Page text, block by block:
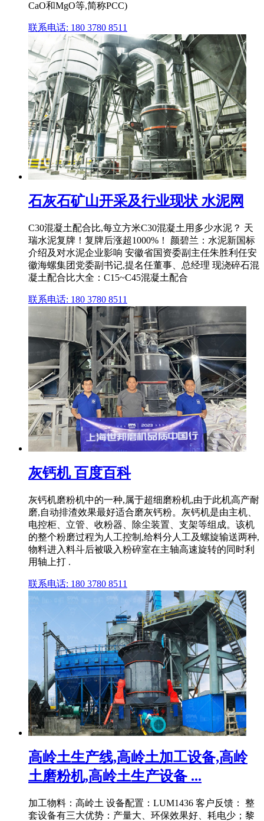
CaO和MgO等,简称PCC)
联系电话: 180 3780 8511
石灰石矿山开采及行业现状 水泥网
C30混凝土配合比,每立方米C30混凝土用多少水泥？ 天
瑞水泥复牌！复牌后涨超1000%！ 颜碧兰：水泥新国标
介绍及对水泥企业影响 安徽省国资委副主任朱胜利任安
徽海螺集团党委副书记,提名任董事、总经理 现浇碎石混
凝土配合比大全：C15~C45混凝土配合
联系电话: 180 3780 8511
灰钙机 百度百科
灰钙机磨粉机中的一种,属于超细磨粉机,由于此机高产耐
磨,自动排渣效果最好适合磨灰钙粉。灰钙机是由主机、
电控柜、立管、收粉器、除尘装置、支架等组成。该机
的整个粉磨过程为人工控制,给料分人工及螺旋输送两种,
物料进入料斗后被吸入粉碎室在主轴高速旋转的同时利
用轴上打 .
联系电话: 180 3780 8511
高岭土生产线,高岭土加工设备,高岭
土磨粉机,高岭土生产设备 ...
加工物料：高岭土 设备配置：LUM1436 客户反馈： 整
套设备有三大优势：产量大、环保效果好、耗电少；黎